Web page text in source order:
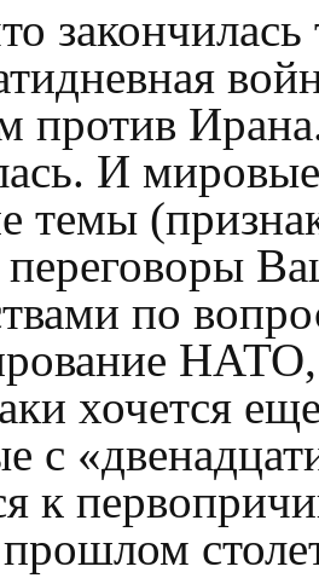
против
И
темы
переговоры
по
хочется
с
к
прошлом